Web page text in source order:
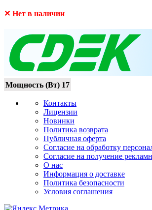
✕ Нет в наличии
Мощность (Вт) 17
Контакты
Лицензии
Новинки
Политика возврата
Публичная оферта
Согласие на обработку
Согласие на получение
О нас
Информация о доставке
Политика безопасности
Условия соглашения